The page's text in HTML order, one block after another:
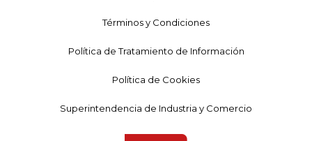
Términos y Condiciones
Política de Tratamiento de Información
Política de Cookies
Superintendencia de Industria y Comercio